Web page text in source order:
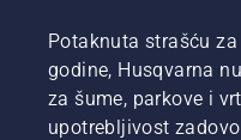
Potaknuta strašću
godine, Husqvarna
za šume, parkove i
upotrebljivost